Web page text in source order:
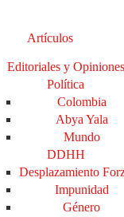
Artículos
Editoriales y Opiniones
Política
Colombia
Abya Yala
Mundo
DDHH
Desplazamiento
Impunidad
Género